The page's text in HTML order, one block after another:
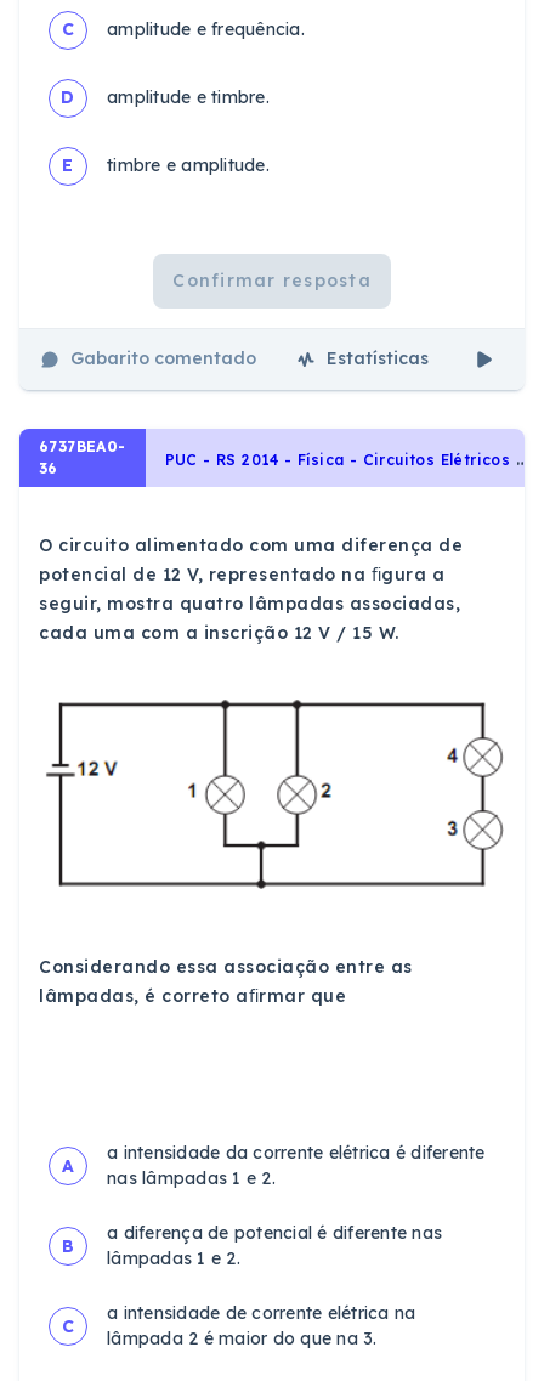
C amplitude e frequência.
D amplitude e timbre.
E timbre e amplitude.
Confirmar resposta
Gabarito comentado Estatísticas
6737BEA0-
36
P
UC - RS 2014 - Física - Circuitos Elétricos e Leis de Kirchhoff, Eletricidade
O circuito alimentado com uma diferença de
potencial de 12 V, representado na ﬁgura a
seguir, mostra quatro lâmpadas associadas,
cada uma com a inscrição 12 V / 15 W.
Considerando essa associação entre as
lâmpadas, é correto aﬁrmar que
A
a intensidade da corrente elétrica é diferente
nas lâmpadas 1 e 2.
B
a diferença de potencial é diferente nas
lâmpadas 1 e 2.
C
a intensidade de corrente elétrica na
lâmpada 2 é maior do que na 3.